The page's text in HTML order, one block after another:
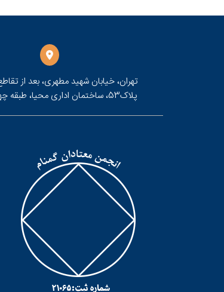
تهران، خیابان شهید مطهری، بعد از
پلاک53، ساختمان اداری محیا، طبقه چهارم، واحد4